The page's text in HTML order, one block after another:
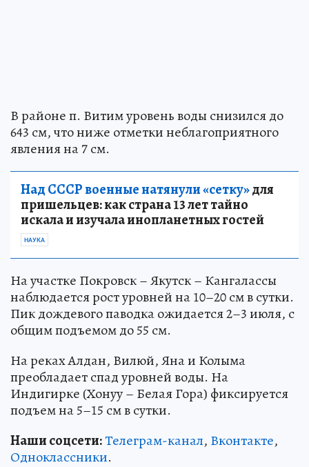
В районе п. Витим уровень воды снизился до
643 см, что ниже отметки неблагоприятного
явления на 7 см.
Над СССР военные натянули «сетку»для
пришельцев: как страна 13 лет тайно
искала и изучала инопланетных гостей
НАУКА
На участке Покровск – Якутск – Кангалассы
наблюдается рост уровней на 10–20 см в сутки.
Пик дождевого паводка ожидается 2–3 июля, с
общим подъемом до 55 см.
На реках Алдан, Вилюй, Яна и Колыма
преобладает спад уровней воды. На
Индигирке (Хонуу – Белая Гора) фиксируется
подъем на 5–15 см в сутки.
Наши соцсети:Телеграм-канал, Вконтакте,
Одноклассники.